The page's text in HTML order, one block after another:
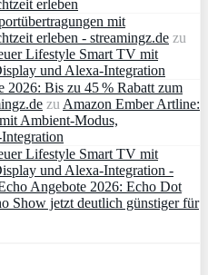
erleben
mit
erleben - streamingz.de zu
Lifestyle Smart TV mit
und Alexa‑Integration
2026: Bis zu 45 % Rabatt zum
zuAmazon Ember Artline:
Ambient‑Modus,
Lifestyle Smart TV mit
und Alexa‑Integration -
Angebote 2026: Echo Dot
Show jetzt deutlich günstiger für